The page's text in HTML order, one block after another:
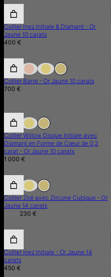
Collier Inez Initiale & Diamant - Or
Jaune 10 carats
400 €
Collier Barre - Or Jaune 10 carats
700 €
Collier Willow Disque Initiale avec
Diamant en Forme de Cœur de 0,2
carat - Or Jaune 10 carats
1 000 €
20% de réduction
Collier Zoé avec Zircone Cubique - Or
Jaune 14 carats
230 €
Collier Inez Initiale - Or Jaune 14
carats
450 €